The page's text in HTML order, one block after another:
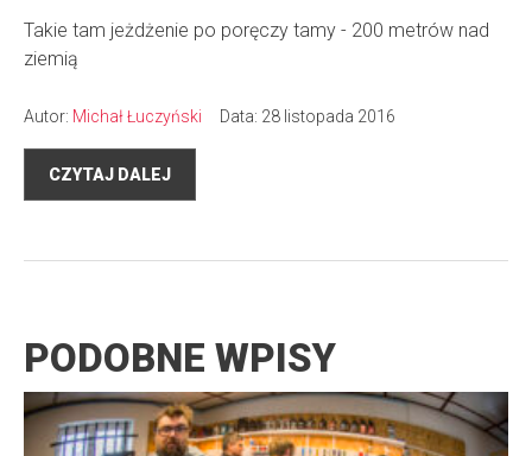
Takie tam jeżdżenie po poręczy tamy - 200 metrów nad
ziemią
Autor: Michał Łuczyński Data: 28 listopada 2016
CZYTAJ DALEJ
PODOBNE WPISY